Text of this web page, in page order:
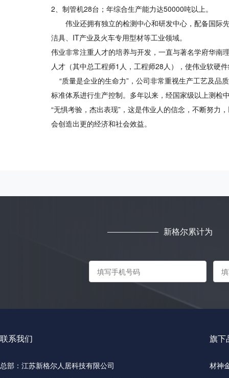
2、制管机28台；年综合生产能力达50000吨以上。
伟业还拥有独立的检测中心和研发中心，配备国际
洁具、IT产业及火车专用型材等工业领域。
伟业非常注重人才的培养与开发，一直与著名学府华南
人才（其中总工程师1人，工程师28人），使伟业软硬
“质量是企业的生命力”，公司非常重视生产工艺及品
标准体系进行生产控制。多年以来，经国家级以上测检
“无惧考验，杰出表现”，这是伟业人的信念，不断努力
会创造出更的经济和社会效益。
新格尔累计为
联系我们
总部：江苏新格尔人居科技有限公司
旗下
材神